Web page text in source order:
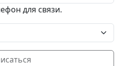
для связи.